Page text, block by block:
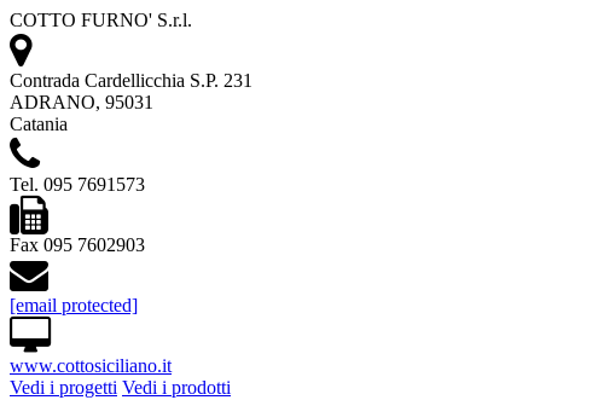
COTTO FURNO' S.r.l.
Contrada Cardellicchia S.P. 231
ADRANO, 95031
Catania
Tel. 095 7691573
Fax 095 7602903
[email protected]
www.cottosiciliano.it
Vedi i progetti Vedi i prodotti